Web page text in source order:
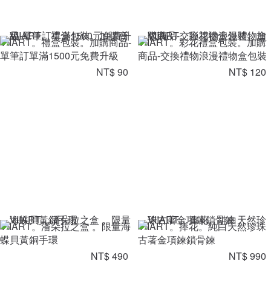
VIIART。禮盒包裝。加購商品-
單筆訂單滿1500元免費升級
NT$ 90
VIIART。彩花禮盒包裝。加購
商品-交換禮物浪漫禮物盒包裝
NT$ 120
VIIART。潘朵拉之盒 。限量海
蝶貝黃銅手環
NT$ 490
VIIART。捧花。純白天然珍珠
古著金項鍊鎖骨鍊
NT$ 990